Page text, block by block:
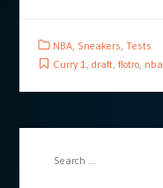
NBA, Sneakers, Tests
Curry 1, draft, flotro, nba